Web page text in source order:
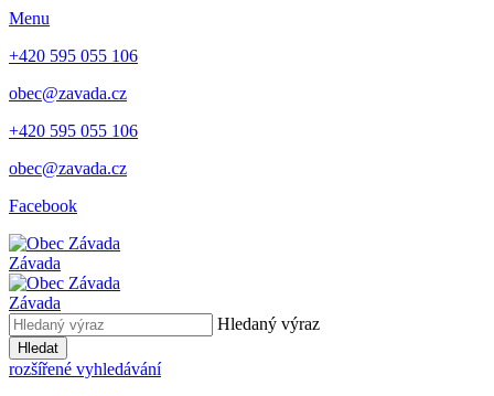
Menu
+420 595 055 106
obec@zavada.cz
+420 595 055 106
obec@zavada.cz
Facebook
Závada
Závada
Hledaný výraz
Hledat
rozšířené vyhledávání